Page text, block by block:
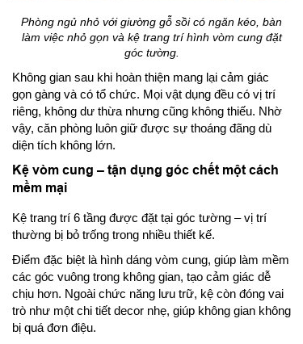
Phòng ngủ nhỏ với giường gỗ sồi có ngăn kéo, bàn
làm việc nhỏ gọn và kệ trang trí hình vòm cung đặt
góc tường.
Không gian sau khi hoàn thiện mang lại cảm giác
gọn gàng và có tổ chức. Mọi vật dụng đều có vị trí
riêng, không dư thừa nhưng cũng không thiếu. Nhờ
vậy, căn phòng luôn giữ được sự thoáng đãng dù
diện tích không lớn.
Kệ vòm cung – tận dụng góc chết một cách
mềm mại
Kệ trang trí 6 tầng được đặt tại góc tường – vị trí
thường bị bỏ trống trong nhiều thiết kế.
Điểm đặc biệt là hình dáng vòm cung, giúp làm mềm
các góc vuông trong không gian, tạo cảm giác dễ
chịu hơn. Ngoài chức năng lưu trữ, kệ còn đóng vai
trò như một chi tiết decor nhẹ, giúp không gian không
bị quá đơn điệu.